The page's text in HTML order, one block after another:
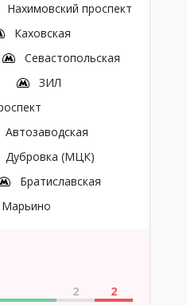
Нахимовский проспект
Каховская
Севастопольская
ЗИЛ
Автозаводская
Дубровка (МЦК)
Братиславская
Марьино
2 2